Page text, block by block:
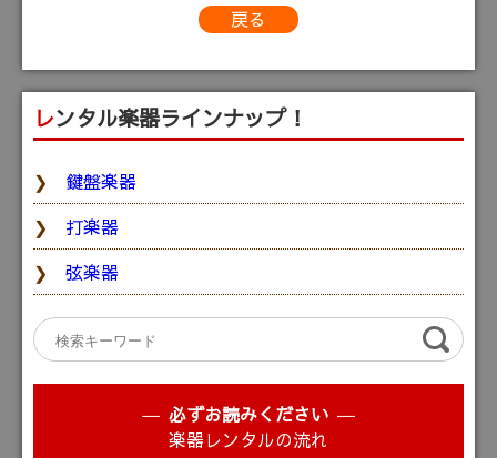
戻る
レンタル楽器ラインナップ！
鍵盤楽器
打楽器
弦楽器
必ずお読みください
楽器レンタルの流れ